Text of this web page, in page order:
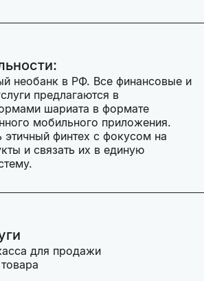
необанк в РФ. Все финансовые и
предлагаются в
шариата в формате
мобильного приложения.
этичный финтех с фокусом на
и связать их в единую
для продажи